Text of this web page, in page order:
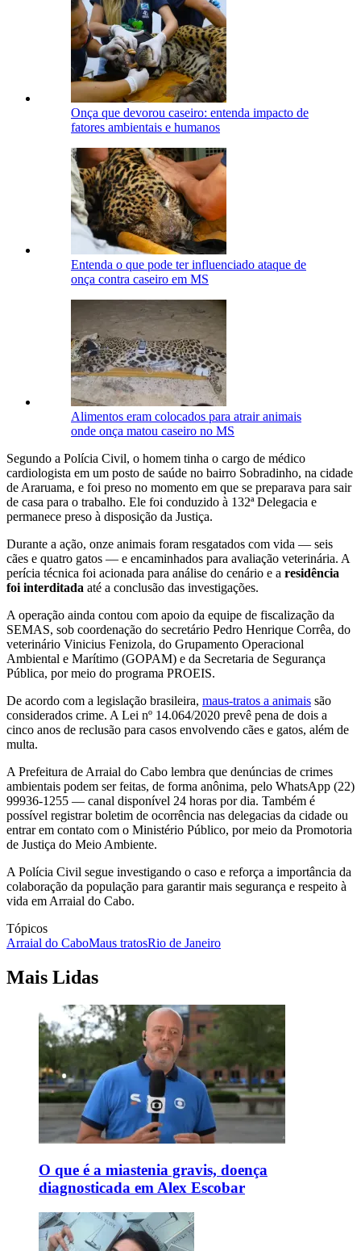
Onça que devorou caseiro: entenda impacto de
fatores ambientais e humanos
Entenda o que pode ter influenciado ataque de
onça contra caseiro em MS
Alimentos eram colocados para atrair animais
onde onça matou caseiro no MS
Segundo a Polícia Civil, o homem tinha o cargo de médico
cardiologista em um posto de saúde no bairro Sobradinho, na cidade
de Araruama, e foi preso no momento em que se preparava para sair
de casa para o trabalho. Ele foi conduzido à 132ª Delegacia e
permanece preso à disposição da Justiça.
Durante a ação, onze animais foram resgatados com vida — seis
cães e quatro gatos — e encaminhados para avaliação veterinária. A
perícia técnica foi acionada para análise do cenário e a residência
foi interditada até a conclusão das investigações.
A operação ainda contou com apoio da equipe de fiscalização da
SEMAS, sob coordenação do secretário Pedro Henrique Corrêa, do
veterinário Vinicius Fenizola, do Grupamento Operacional
Ambiental e Marítimo (GOPAM) e da Secretaria de Segurança
Pública, por meio do programa PROEIS.
De acordo com a legislação brasileira, maus-tratos a animais são
considerados crime. A Lei nº 14.064/2020 prevê pena de dois a
cinco anos de reclusão para casos envolvendo cães e gatos, além de
multa.
A Prefeitura de Arraial do Cabo lembra que denúncias de crimes
ambientais podem ser feitas, de forma anônima, pelo WhatsApp (22)
99936-1255 — canal disponível 24 horas por dia. Também é
possível registrar boletim de ocorrência nas delegacias da cidade ou
entrar em contato com o Ministério Público, por meio da Promotoria
de Justiça do Meio Ambiente.
A Polícia Civil segue investigando o caso e reforça a importância da
colaboração da população para garantir mais segurança e respeito à
vida em Arraial do Cabo.
Tópicos
Arraial do CaboMaus tratosRio de Janeiro
Mais Lidas
O que é a miastenia gravis, doença
diagnosticada em Alex Escobar